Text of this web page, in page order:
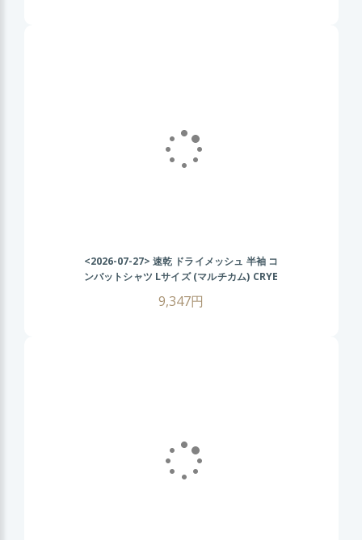
<2026-07-27> 速乾 ドライメッシュ 半袖 コ
ンバットシャツ Lサイズ (マルチカム) CRYE
闘服 サバゲー装備 サバイバルゲーム メンズ
9,347円